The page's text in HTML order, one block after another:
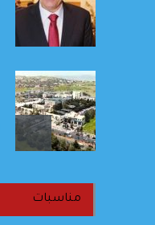
مناسبات